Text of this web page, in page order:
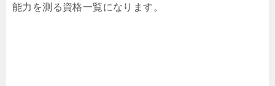
能力を測る資格一覧になります。